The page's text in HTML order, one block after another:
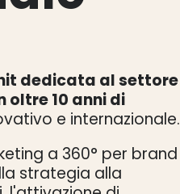
dedicata al settore
oltre 10 anni di
e internazionale.
a 360° per brand
strategia alla